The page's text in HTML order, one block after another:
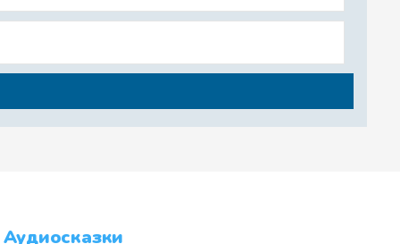
Аудиосказки